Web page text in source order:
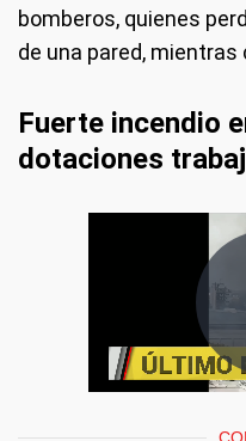
bomberos, quienes
de una pared,
Fuerte incendio
dotaciones